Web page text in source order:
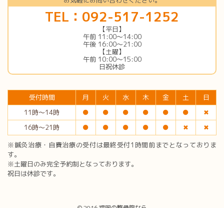
TEL：092-517-1252
【平日】
午前 11:00〜14:00
午後 16:00〜21:00
【土曜】
午前 10:00〜15:00
日祝休診
受付時間 月 火 水 木 金 土
日
11時〜14時
● ● ● ● ● ●
✖︎
16時〜21時
● ● ● ● ● ✖︎
✖︎
※鍼灸治療・自費治療の受付は最終受付1時間前までとなっておりま
す。
※土曜日のみ完全予約制となっております。
祝日は休診です。